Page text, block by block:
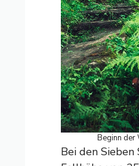
Beginn der
Bei den